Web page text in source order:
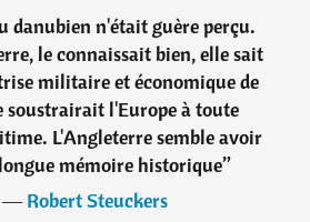
danubien n'était guère perçu.
le connaissait bien, elle sait
militaire et économique de
soustrairait l'Europe à toute
L'Angleterre semble avoir
mémoire historique”
―Robert Steuckers